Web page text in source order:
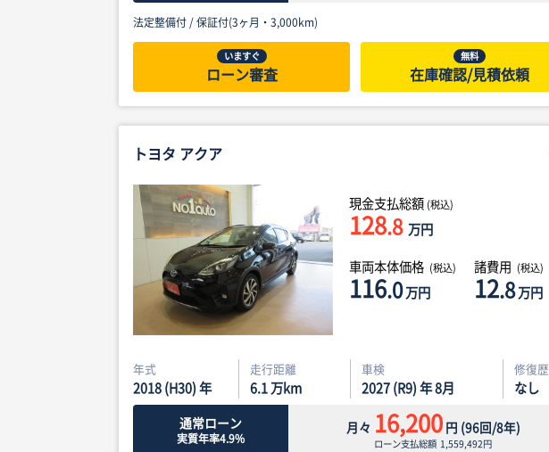
法定整備付 /保証付(3ヶ月・3,000km)
いますぐ
ローン審査
無料
在庫確認/見積依頼
トヨタ アクア
現金支払総額 (税込)
128.8 万円
車両本体価格 (税込)
116.0万円
諸費用 (税込)
12.8万円
年式
2018 (H30) 年
走行距離
6.1万km
車検
2027 (R9) 年 8月
修復歴
なし
通常ローン
実質年率4.9%
月々 16,200円 (96回/8年)
ローン支払総額 1,559,492円